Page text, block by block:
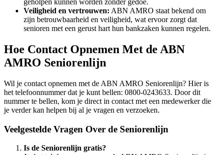
geholpen kunnen worden zonder gedoe.
Veiligheid en vertrouwen: ABN AMRO staat bekend om
zijn betrouwbaarheid en veiligheid, wat ervoor zorgt dat
senioren met een gerust hart hun bankzaken kunnen regelen.
Hoe Contact Opnemen Met de ABN
AMRO Seniorenlijn
Wil je contact opnemen met de ABN AMRO Seniorenlijn? Hier is
het telefoonnummer dat je kunt bellen: 0800-0243633. Door dit
nummer te bellen, kom je direct in contact met een medewerker die
je verder kan helpen bij al je vragen en verzoeken.
Veelgestelde Vragen Over de Seniorenlijn
Is de Seniorenlijn gratis?